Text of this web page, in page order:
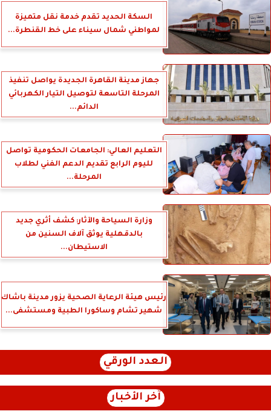
السكة الحديد تقدم خدمة نقل متميزة
لمواطني شمال سيناء على خط القنطرة...
جهاز مدينة القاهرة الجديدة يواصل تنفيذ
المرحلة التاسعة لتوصيل التيار الكهربائي
الدائم...
التعليم العالي: الجامعات الحكومية تواصل
لليوم الرابع تقديم الدعم الفني لطلاب
المرحلة...
وزارة السياحة والآثار: كشف أثري جديد
بالدقهلية يوثق آلاف السنين من
الاستيطان...
رئيس هيئة الرعاية الصحية يزور مدينة باشاك
شهير تشام وساكورا الطبية ومستشفى...
العدد الورقي
آخر الأخبار